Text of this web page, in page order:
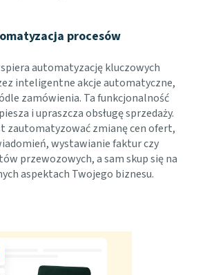
procesów
automatyzację kluczowych
inteligentne akcje automatyczne,
zamówienia. Ta funkcjonalność
i upraszcza obsługę sprzedaży.
zautomatyzować zmianę cen ofert,
wystawianie faktur czy
przewozowych, a sam skup się na
aspektach Twojego biznesu.